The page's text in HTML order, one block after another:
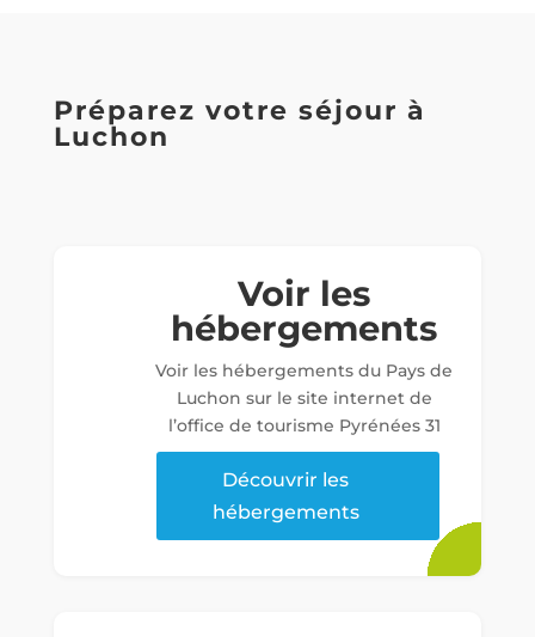
Préparez votre séjour à
Luchon
Voir les
hébergements
Voir les hébergements du Pays de
Luchon sur le site internet de
l’office de tourisme Pyrénées 31
Découvrir les
hébergements